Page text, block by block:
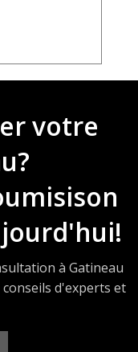
votre
à Gatineau
d'experts et